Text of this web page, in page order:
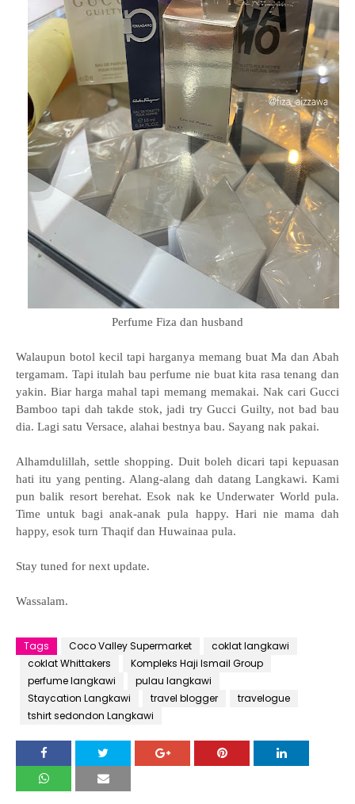
Perfume Fiza dan husband
Walaupun botol kecil tapi harganya memang buat Ma dan Abah
tergamam. Tapi itulah bau perfume nie buat kita rasa tenang dan
yakin. Biar harga mahal tapi memang memakai. Nak cari Gucci
Bamboo tapi dah takde stok, jadi try Gucci Guilty, not bad bau
dia. Lagi satu Versace, alahai bestnya bau. Sayang nak pakai.
Alhamdulillah, settle shopping. Duit boleh dicari tapi kepuasan
hati itu yang penting. Alang-alang dah datang Langkawi. Kami
pun balik resort berehat. Esok nak ke Underwater World pula.
Time untuk bagi anak-anak pula happy. Hari nie mama dah
happy, esok turn Thaqif dan Huwainaa pula.
Stay tuned for next update.
Wassalam.
Tags Coco Valley Supermarket
coklat langkawi
coklat Whittakers
Kompleks Haji Ismail Group
perfume langkawi
pulau langkawi
Staycation Langkawi
travel blogger
travelogue
tshirt sedondon Langkawi